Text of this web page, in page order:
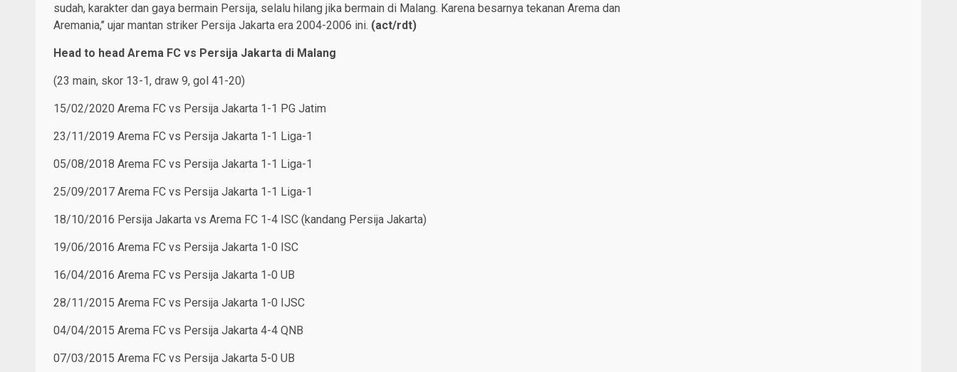
sudah, karakter dan gaya bermain Persija, selalu hilang jika bermain di Malang. Karena besarnya tekanan Arema dan
Aremania,’’ ujar mantan striker Persija Jakarta era 2004-2006 ini. (act/rdt)
Head to head Arema FC vs Persija Jakarta di Malang
(23 main, skor 13-1, draw 9, gol 41-20)
15/02/2020 Arema FC vs Persija Jakarta 1-1 PG Jatim
23/11/2019 Arema FC vs Persija Jakarta 1-1 Liga-1
05/08/2018 Arema FC vs Persija Jakarta 1-1 Liga-1
25/09/2017 Arema FC vs Persija Jakarta 1-1 Liga-1
18/10/2016 Persija Jakarta vs Arema FC 1-4 ISC (kandang Persija Jakarta)
19/06/2016 Arema FC vs Persija Jakarta 1-0 ISC
16/04/2016 Arema FC vs Persija Jakarta 1-0 UB
28/11/2015 Arema FC vs Persija Jakarta 1-0 IJSC
04/04/2015 Arema FC vs Persija Jakarta 4-4 QNB
07/03/2015 Arema FC vs Persija Jakarta 5-0 UB